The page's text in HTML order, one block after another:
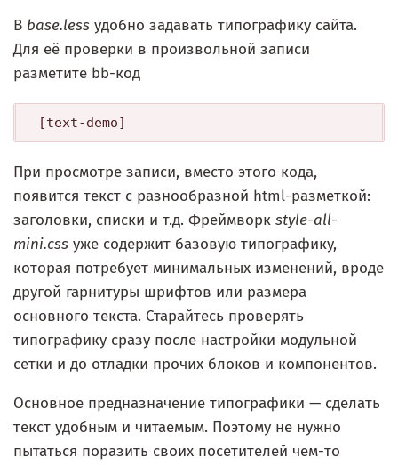
В base.less удобно задавать типографику сайта.
Для её проверки в произвольной записи
разметите bb-код
[text-demo]
При просмотре записи, вместо этого кода,
появится текст с разнообразной html-разметкой:
заголовки, списки и т.д. Фреймворк style-all-
mini.css уже содержит базовую типографику,
которая потребует минимальных изменений, вроде
другой гарнитуры шрифтов или размера
основного текста. Старайтесь проверять
типографику сразу после настройки модульной
сетки и до отладки прочих блоков и компонентов.
Основное предназначение типографики — сделать
текст удобным и читаемым. Поэтому не нужно
пытаться поразить своих посетителей чем-то